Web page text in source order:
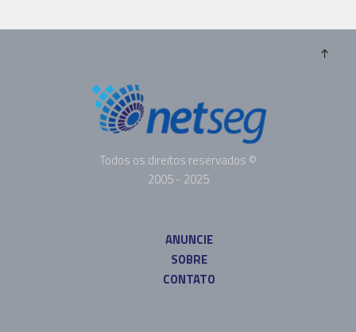
Todos os direitos reservados ©
2005 - 2025
ANUNCIE
SOBRE
CONTATO